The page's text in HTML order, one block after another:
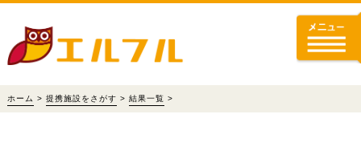
ホーム > 提携施設をさがす > 結果一覧 >